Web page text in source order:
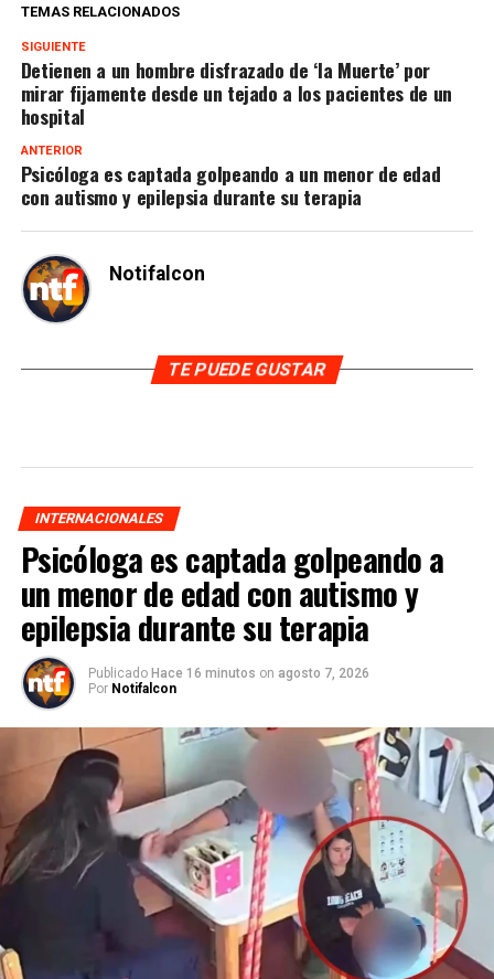
TEMAS RELACIONADOS
SIGUIENTE
Detienen a un hombre disfrazado de ‘la Muerte’ por
mirar fijamente desde un tejado a los pacientes de un
hospital
ANTERIOR
Psicóloga es captada golpeando a un menor de edad
con autismo y epilepsia durante su terapia
Notifalcon
TE PUEDE GUSTAR
INTERNACIONALES
Psicóloga es captada golpeando a
un menor de edad con autismo y
epilepsia durante su terapia
Publicado Hace 16 minutos on agosto 7, 2026
Por Notifalcon